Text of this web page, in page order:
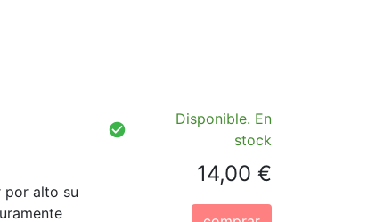
por alto su
Disponible. En
stock
14,00 €